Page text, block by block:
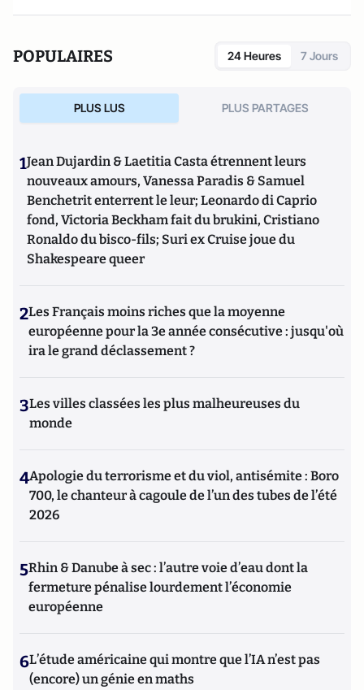
POPULAIRES 24 Heures 7 Jours
PLUS LUS PLUS PARTAGES
1Jean Dujardin & Laetitia Casta étrennent leurs
nouveaux amours, Vanessa Paradis & Samuel
Benchetrit enterrent le leur; Leonardo di Caprio
fond, Victoria Beckham fait du brukini, Cristiano
Ronaldo du bisco-fils; Suri ex Cruise joue du
Shakespeare queer
2Les Français moins riches que la moyenne
européenne pour la 3e année consécutive : jusqu'où
ira le grand déclassement ?
3Les villes classées les plus malheureuses du
monde
4Apologie du terrorisme et du viol, antisémite : Boro
700, le chanteur à cagoule de l’un des tubes de l’été
2026
5Rhin & Danube à sec : l’autre voie d’eau dont la
fermeture pénalise lourdement l’économie
européenne
6L’étude américaine qui montre que l’IA n’est pas
(encore) un génie en maths